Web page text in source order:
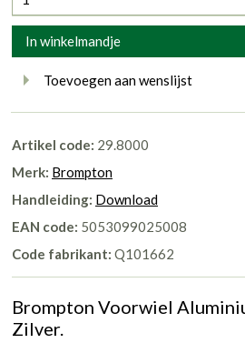
In winkelmandje
Toevoegen aan wenslijst
Artikel code: 29.8000
Merk: Brompton
Handleiding: Download
EAN code: 5053099025008
Code fabrikant: Q101662
Brompton Voorwiel
Zilver.